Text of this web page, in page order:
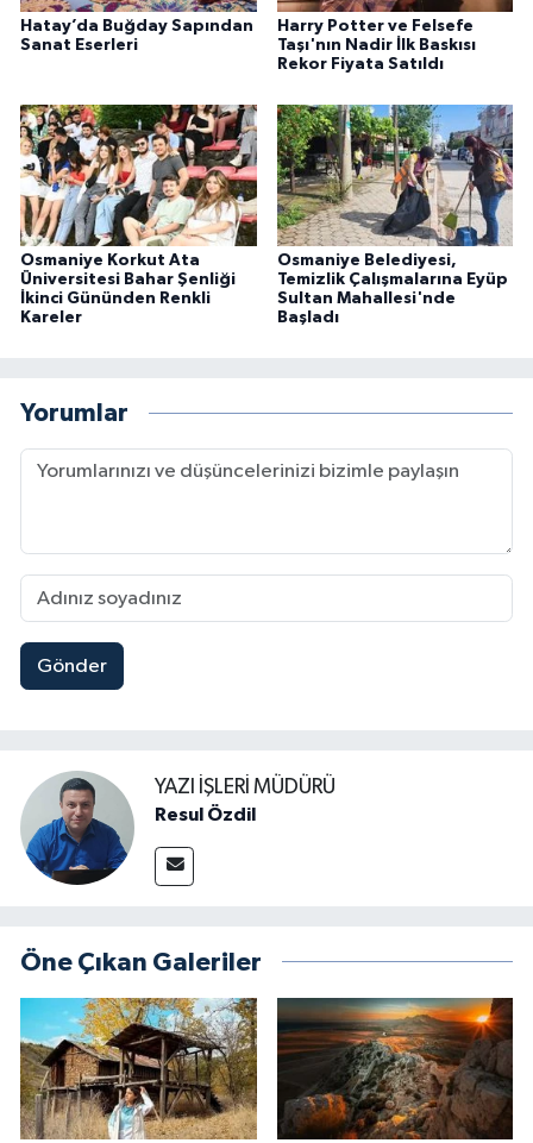
Hatay’da Buğday Sapından
Sanat Eserleri
Harry Potter ve Felsefe
Taşı'nın Nadir İlk Baskısı
Rekor Fiyata Satıldı
Osmaniye Korkut Ata
Üniversitesi Bahar Şenliği
İkinci Gününden Renkli
Kareler
Osmaniye Belediyesi,
Temizlik Çalışmalarına Eyüp
Sultan Mahallesi'nde
Başladı
Yorumlar
Gönder
YAZI İŞLERI MÜDÜRÜ
Resul Özdil
Öne Çıkan Galeriler